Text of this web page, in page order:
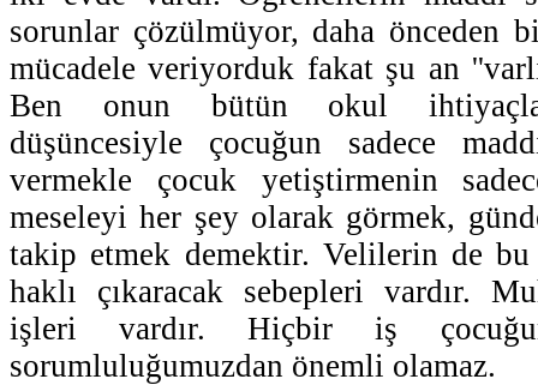
sorunlar çözülmüyor, daha önceden
mücadele veriyorduk fakat şu an
Ben onun bütün okul
düşüncesiyle çocuğun sadece
vermekle çocuk yetiştirmenin
meseleyi her şey olarak görmek,
takip etmek demektir. Velilerin de
haklı çıkaracak sebepleri vardır.
işleri vardır. Hiçbir iş
sorumluluğumuzdan önemli olamaz.